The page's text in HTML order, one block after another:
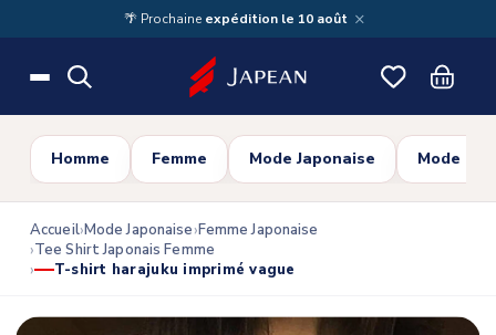
Skip to main content🌴 Prochaine expédition le 10 août ×
Homme Femme Mode Japonaise Mode
Accueil Mode Japonaise Femme Japonaise
Tee Shirt Japonais Femme
T-shirt harajuku imprimé vague